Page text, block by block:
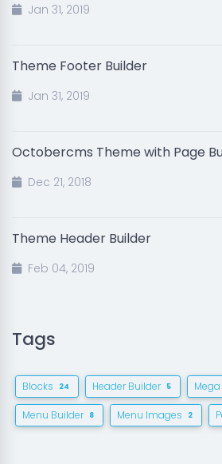
Jan 31, 2019
Theme Footer Builder
Jan 31, 2019
Octobercms Theme with Page
Dec 21, 2018
Theme Header Builder
Feb 04, 2019
Tags
Blocks 24 Header Builder 5
Menu Builder 8 Menu Images 2